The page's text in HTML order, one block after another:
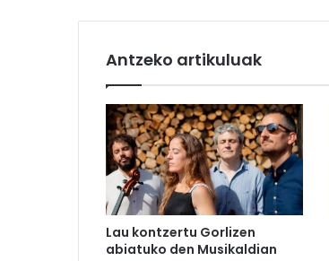
Antzeko artikuluak
Lau kontzertu Gorlizen
abiatuko den Musikaldian